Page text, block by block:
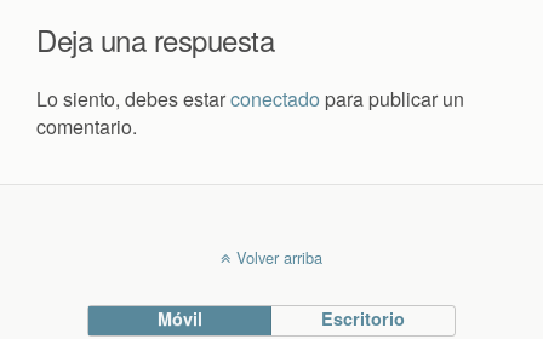
Deja una respuesta
Lo siento, debes estarconectado para publicar un
comentario.
Volver arriba
Móvil Escritorio